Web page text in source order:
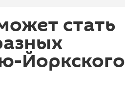
стать
Йоркского